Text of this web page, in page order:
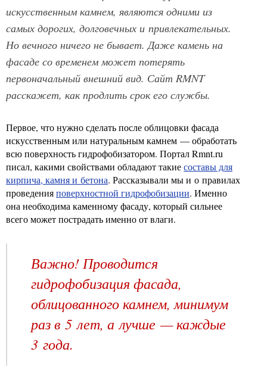
искусственным камнем, являются одними из
самых дорогих, долговечных и привлекательных.
Но вечного ничего не бывает. Даже камень на
фасаде со временем может потерять
первоначальный внешний вид. Сайт RMNT
расскажет, как продлить срок его службы.
Первое, что нужно сделать после облицовки фасада
искусственным или натуральным камнем — обработать
всю поверхность гидрофобизатором. Портал Rmnt.ru
писал, какими свойствами обладают такиесоставы для
кирпича, камня и бетона. Рассказывали мы и о правилах
проведенияповерхностной гидрофобизации. Именно
она необходима каменному фасаду, который сильнее
всего может пострадать именно от влаги.
Важно! Проводится
гидрофобизация фасада,
облицованного камнем, минимум
раз в 5 лет, а лучше — каждые
3 года.